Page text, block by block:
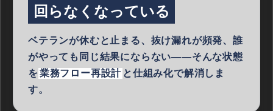
回らなくなっている
ベテランが休むと止まる、抜け漏れが頻発、誰
がやっても同じ結果にならない——そんな状態
を 業務フロー再設計 と仕組み化で解消しま
す。